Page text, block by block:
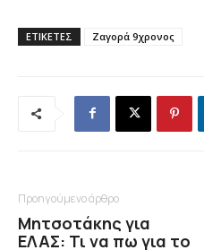
ΕΤΙΚΕΤΕΣ Ζαγορά 9χρονος
Προηγούμενο άρθρο
Μητσοτάκης για
ΕΛΑΣ: Τι να πω για το